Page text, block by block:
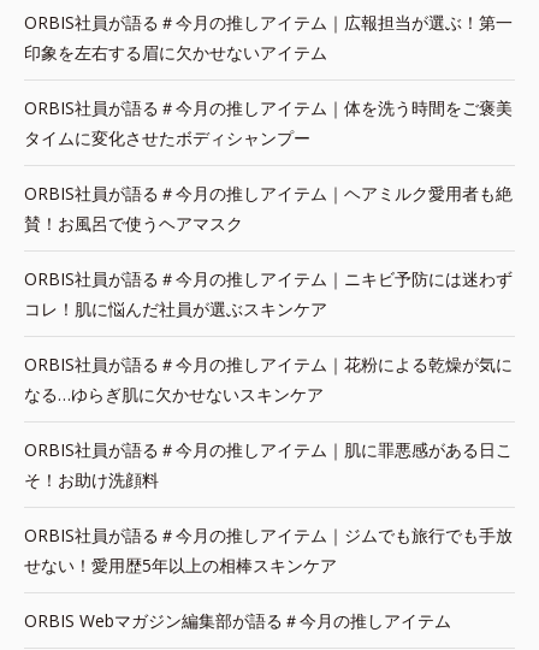
ORBIS社員が語る＃今月の推しアイテム｜広報担当が選ぶ！第一
印象を左右する眉に欠かせないアイテム
ORBIS社員が語る＃今月の推しアイテム｜体を洗う時間をご褒美
タイムに変化させたボディシャンプー
ORBIS社員が語る＃今月の推しアイテム｜ヘアミルク愛用者も絶
賛！お風呂で使うヘアマスク
ORBIS社員が語る＃今月の推しアイテム｜ニキビ予防には迷わず
コレ！肌に悩んだ社員が選ぶスキンケア
ORBIS社員が語る＃今月の推しアイテム｜花粉による乾燥が気に
なる…ゆらぎ肌に欠かせないスキンケア
ORBIS社員が語る＃今月の推しアイテム｜肌に罪悪感がある日こ
そ！お助け洗顔料
ORBIS社員が語る＃今月の推しアイテム｜ジムでも旅行でも手放
せない！愛用歴5年以上の相棒スキンケア
ORBIS Webマガジン編集部が語る＃今月の推しアイテム